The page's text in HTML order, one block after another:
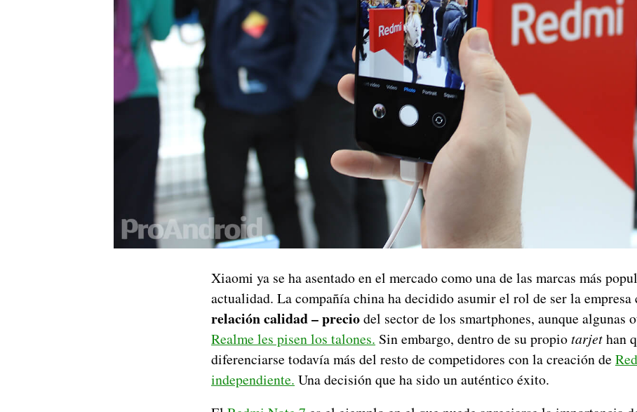
Xiaomi ya se ha asentado en el mercado como una de las marcas más
actualidad. La compañía china ha decidido asumir el rol de ser la empresa
relación calidad – preciodel sector de los smartphones, aunque algunas
Realme les pisen los talones. Sin embargo, dentro de su propiotarjethan
diferenciarse todavía más del resto de competidores con la creación de
independiente. Una decisión que ha sido un auténtico éxito.